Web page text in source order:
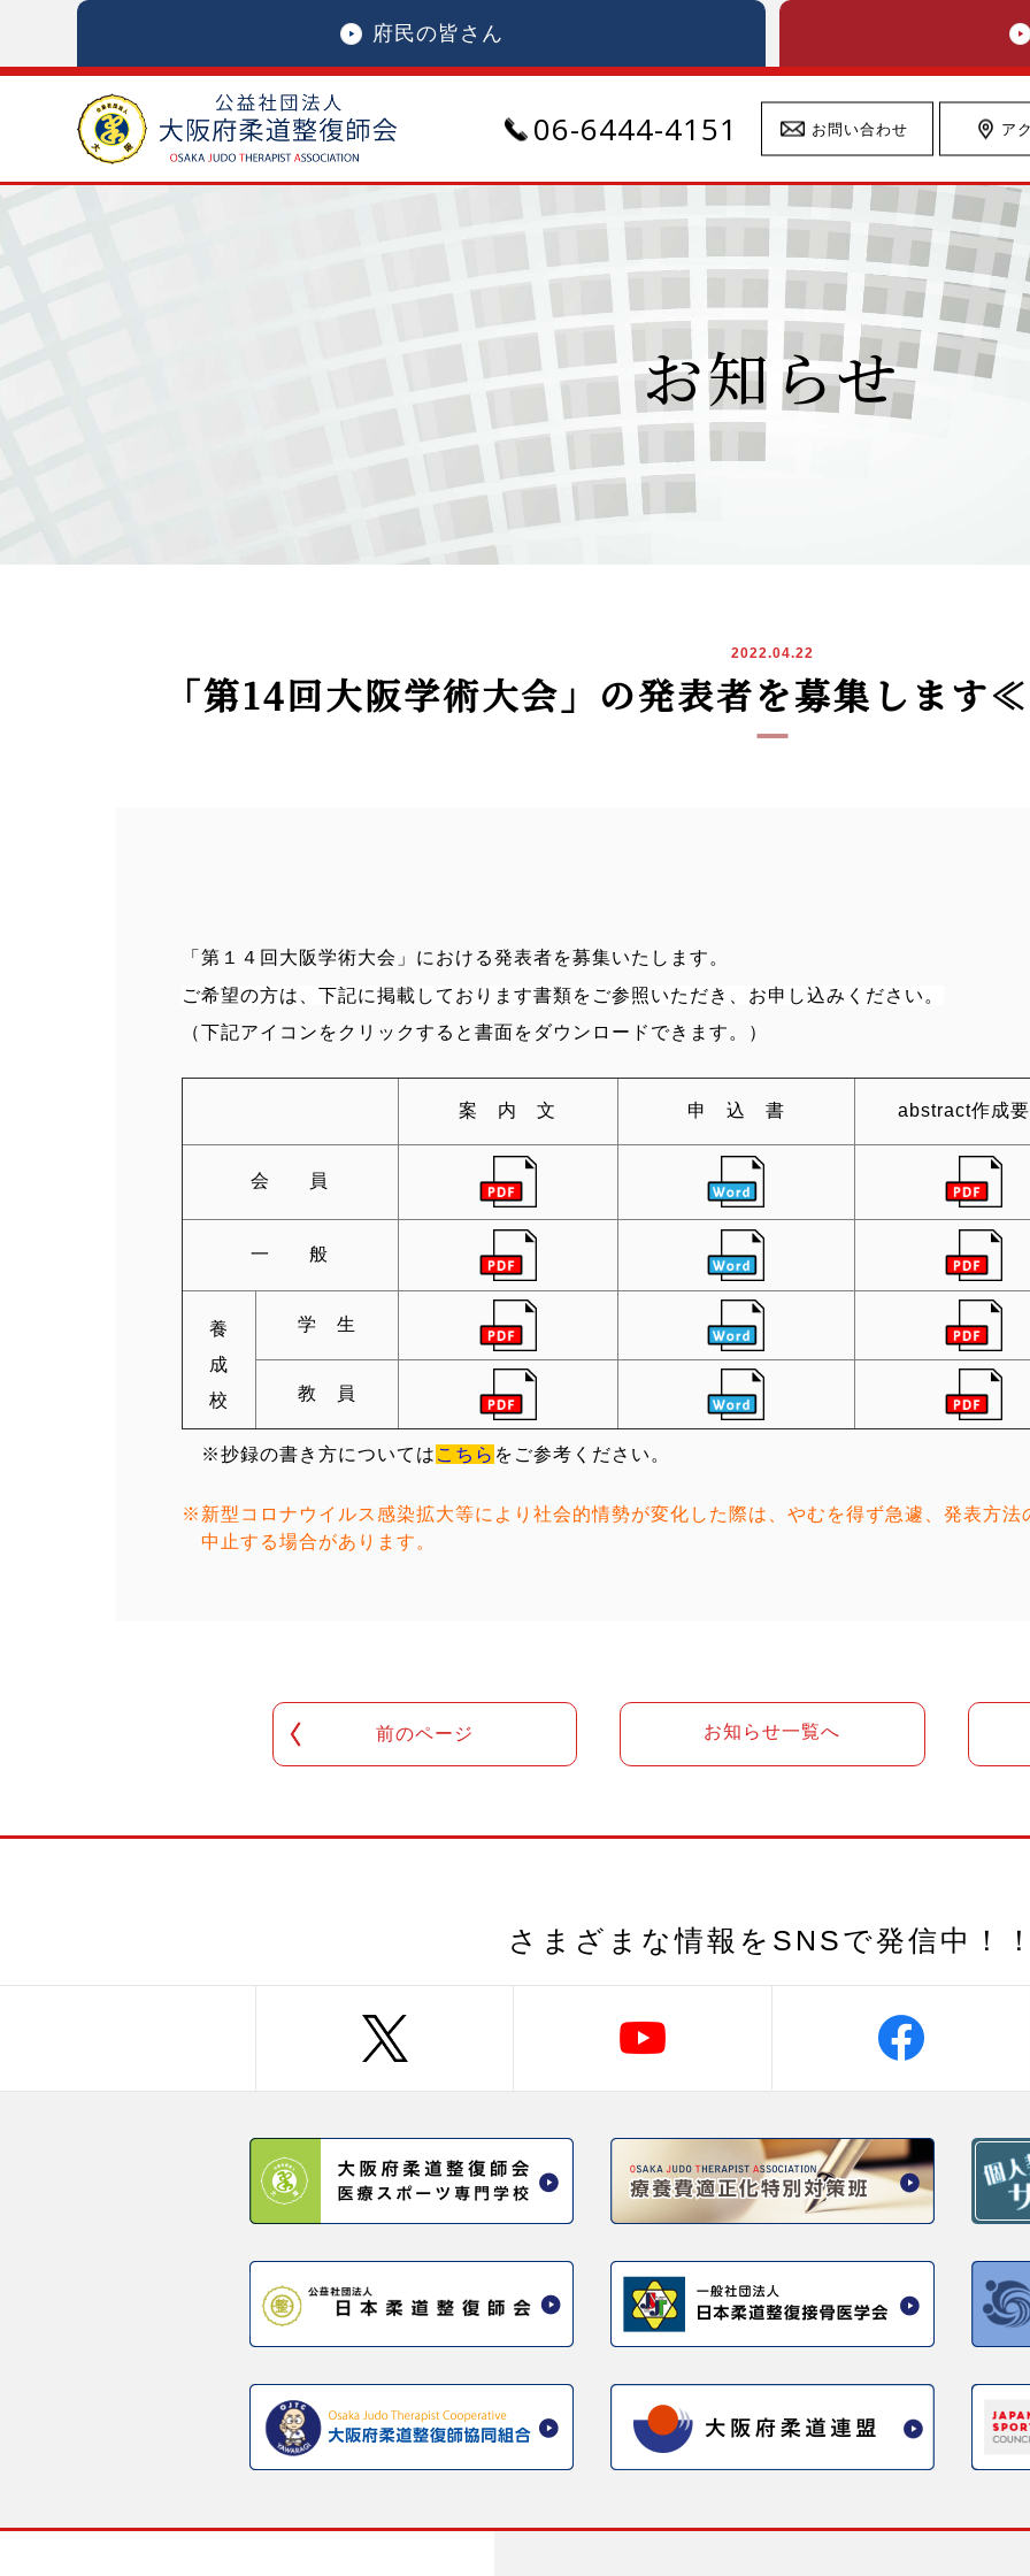
府民の皆さん
06-6444-4151 お問い合わせ ア
お知らせ
2022.04.22
「第14回大阪学術大会」の発表者を募集しま
「第１４回大阪学術大会」における発表者を募集いたします。
ご希望の方は、下記に掲載しております書類をご参照いただき、お申し込みください。
（下記アイコンをクリックすると書面をダウンロードできます。）
案 内 文 申 込 書 abstract作成
会 員
一 般
養
成
校
学 生
教 員
※抄録の書き方については こちら をご参考ください。
※新型コロナウイルス感染拡大等により社会的情勢が変化した際は、やむを得ず急遽、発表方法
中止する場合があります。
前のページ お知らせ一覧へ
さまざまな情報を SNSで発信中！！